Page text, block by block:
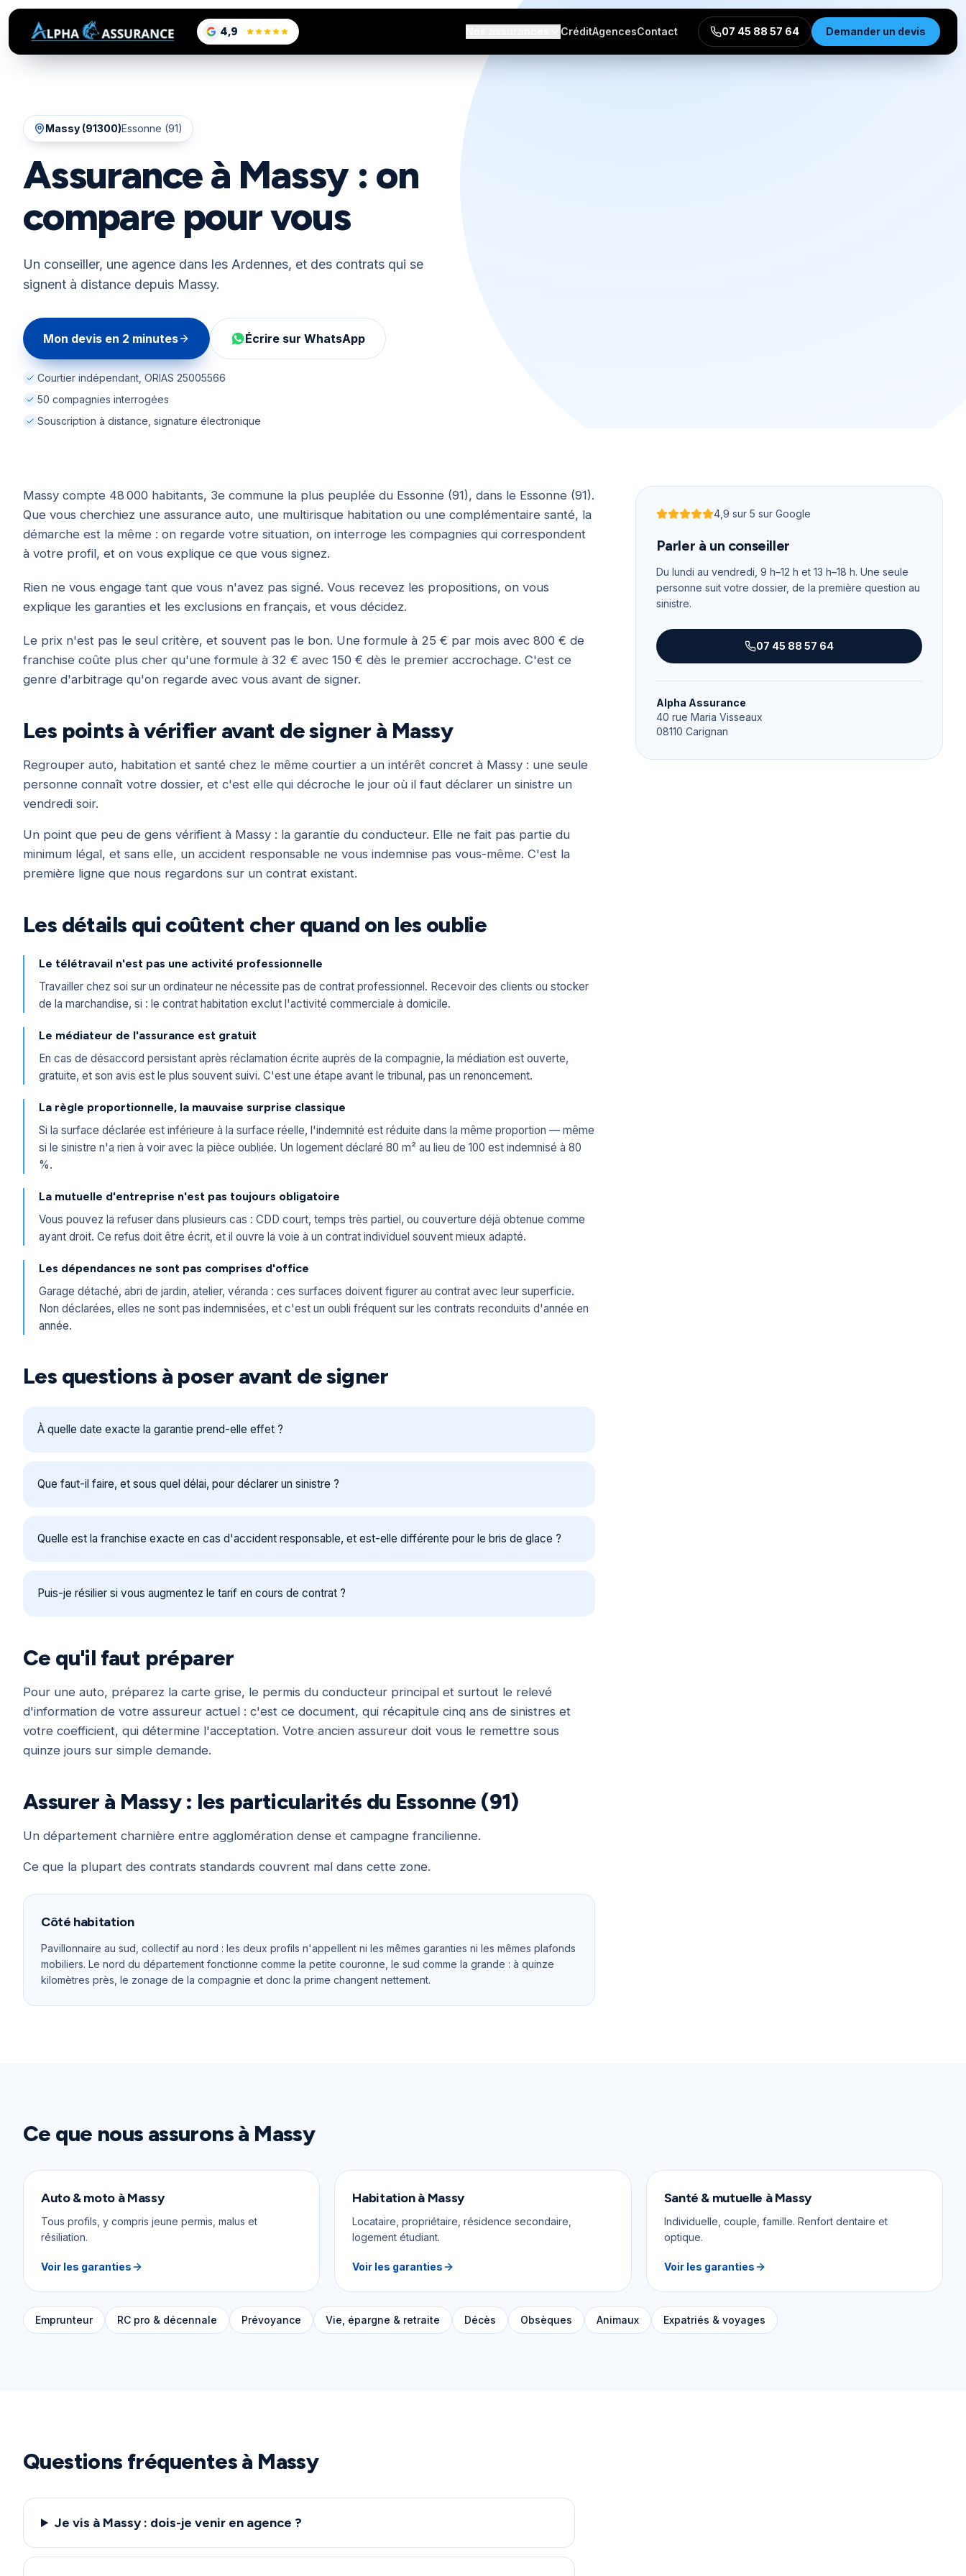
4,9
sur Google, voir les avis CréditAgencesContact 07 45 88 57 64 Demander un devis
Massy (91300)Essonne (91)
Assurance à Massy : on
compare pour vous
Un conseiller, une agence dans les Ardennes, et des contrats qui se
signent à distance depuis Massy.
Mon devis en 2 minutes Écrire sur WhatsApp
Courtier indépendant, ORIAS 25005566
50 compagnies interrogées
Souscription à distance, signature électronique
Massy compte 48 000 habitants, 3e commune la plus peuplée du Essonne (91), dans le Essonne (91).
Que vous cherchiez une assurance auto, une multirisque habitation ou une complémentaire santé, la
démarche est la même : on regarde votre situation, on interroge les compagnies qui correspondent
à votre profil, et on vous explique ce que vous signez.
Rien ne vous engage tant que vous n'avez pas signé. Vous recevez les propositions, on vous
explique les garanties et les exclusions en français, et vous décidez.
Le prix n'est pas le seul critère, et souvent pas le bon. Une formule à 25 € par mois avec 800 € de
franchise coûte plus cher qu'une formule à 32 € avec 150 € dès le premier accrochage. C'est ce
genre d'arbitrage qu'on regarde avec vous avant de signer.
Les points à vérifier avant de signer à Massy
Regrouper auto, habitation et santé chez le même courtier a un intérêt concret à Massy : une seule
personne connaît votre dossier, et c'est elle qui décroche le jour où il faut déclarer un sinistre un
vendredi soir.
Un point que peu de gens vérifient à Massy : la garantie du conducteur. Elle ne fait pas partie du
minimum légal, et sans elle, un accident responsable ne vous indemnise pas vous-même. C'est la
première ligne que nous regardons sur un contrat existant.
Les détails qui coûtent cher quand on les oublie
Le télétravail n'est pas une activité professionnelle
Travailler chez soi sur un ordinateur ne nécessite pas de contrat professionnel. Recevoir des clients ou stocker
de la marchandise, si : le contrat habitation exclut l'activité commerciale à domicile.
Le médiateur de l'assurance est gratuit
En cas de désaccord persistant après réclamation écrite auprès de la compagnie, la médiation est ouverte,
gratuite, et son avis est le plus souvent suivi. C'est une étape avant le tribunal, pas un renoncement.
La règle proportionnelle, la mauvaise surprise classique
Si la surface déclarée est inférieure à la surface réelle, l'indemnité est réduite dans la même proportion — même
si le sinistre n'a rien à voir avec la pièce oubliée. Un logement déclaré 80 m² au lieu de 100 est indemnisé à 80
%.
La mutuelle d'entreprise n'est pas toujours obligatoire
Vous pouvez la refuser dans plusieurs cas : CDD court, temps très partiel, ou couverture déjà obtenue comme
ayant droit. Ce refus doit être écrit, et il ouvre la voie à un contrat individuel souvent mieux adapté.
Les dépendances ne sont pas comprises d'office
Garage détaché, abri de jardin, atelier, véranda : ces surfaces doivent figurer au contrat avec leur superficie.
Non déclarées, elles ne sont pas indemnisées, et c'est un oubli fréquent sur les contrats reconduits d'année en
année.
Les questions à poser avant de signer
À quelle date exacte la garantie prend-elle effet ?
Que faut-il faire, et sous quel délai, pour déclarer un sinistre ?
Quelle est la franchise exacte en cas d'accident responsable, et est-elle différente pour le bris de glace ?
Puis-je résilier si vous augmentez le tarif en cours de contrat ?
Ce qu'il faut préparer
Pour une auto, préparez la carte grise, le permis du conducteur principal et surtout le relevé
d'information de votre assureur actuel : c'est ce document, qui récapitule cinq ans de sinistres et
votre coefficient, qui détermine l'acceptation. Votre ancien assureur doit vous le remettre sous
quinze jours sur simple demande.
Assurer à Massy : les particularités du Essonne (91)
Un département charnière entre agglomération dense et campagne francilienne.
Ce que la plupart des contrats standards couvrent mal dans cette zone.
Côté habitation
Pavillonnaire au sud, collectif au nord : les deux profils n'appellent ni les mêmes garanties ni les mêmes plafonds
mobiliers. Le nord du département fonctionne comme la petite couronne, le sud comme la grande : à quinze
kilomètres près, le zonage de la compagnie et donc la prime changent nettement.
Noté4,9 sur 5
4,9 sur 5 sur Google
Parler à un conseiller
Du lundi au vendredi, 9 h–12 h et 13 h–18 h. Une seule
personne suit votre dossier, de la première question au
sinistre.
07 45 88 57 64
Alpha Assurance
40 rue Maria Visseaux
08110 Carignan
Ce que nous assurons à Massy
Auto & moto àMassy
Tous profils, y compris jeune permis, malus et
résiliation.
Voir les garanties
Habitationà Massy
Locataire, propriétaire, résidence secondaire,
logement étudiant.
Voir les garanties
Santé & mutuelle àMassy
Individuelle, couple, famille. Renfort dentaire et
optique.
Voir les garanties
Emprunteur RC pro & décennale Prévoyance Vie, épargne & retraite Décès Obsèques Animaux Expatriés & voyages
Questions fréquentes à Massy
Je vis à Massy : dois-je venir en agence ?